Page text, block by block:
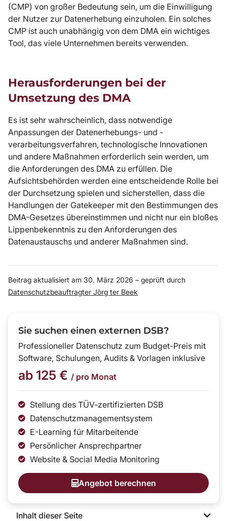
(CMP) von großer Bedeutung sein, um die Einwilligung
der Nutzer zur Datenerhebung einzuholen. Ein solches
CMP ist auch unabhängig von dem DMA ein wichtiges
Tool, das viele Unternehmen bereits verwenden.
Herausforderungen bei der
Umsetzung des DMA
Es ist sehr wahrscheinlich, dass notwendige
Anpassungen der Datenerhebungs- und -
verarbeitungsverfahren, technologische Innovationen
und andere Maßnahmen erforderlich sein werden, um
die Anforderungen des DMA zu erfüllen. Die
Aufsichtsbehörden werden eine entscheidende Rolle bei
der Durchsetzung spielen und sicherstellen, dass die
Handlungen der Gatekeeper mit den Bestimmungen des
DMA-Gesetzes übereinstimmen und nicht nur ein bloßes
Lippenbekenntnis zu den Anforderungen des
Datenaustauschs und anderer Maßnahmen sind.
Beitrag aktualisiert am 30. März 2026 – geprüft durch
Datenschutzbeauftragter Jörg ter Beek
Sie suchen einen externen DSB?
Professioneller Datenschutz zum Budget-Preis mit
Software, Schulungen, Audits & Vorlagen inklusive
ab 125 € / pro Monat
Stellung des TÜV-zertifizierten DSB
Datenschutzmanagementsystem
E-Learning für Mitarbeitende
Persönlicher Ansprechpartner
Website & Social Media Monitoring
Angebot berechnen
Inhalt dieser Seite